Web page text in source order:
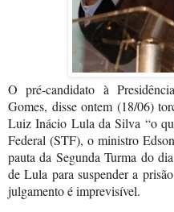
O pré-candidato à
Gomes, disse ontem (18/06)
Luiz Inácio Lula da Silva “o
Federal (STF), o ministro
pauta da Segunda Turma do
de Lula para suspender a
julgamento é imprevisível.